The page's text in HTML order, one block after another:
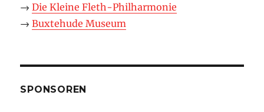
→Die Kleine Fleth-Philharmonie
→Buxtehude Museum
SPONSOREN